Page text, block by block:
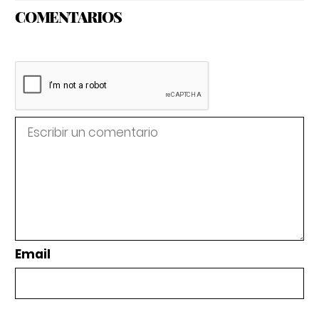
COMENTARIOS
Email